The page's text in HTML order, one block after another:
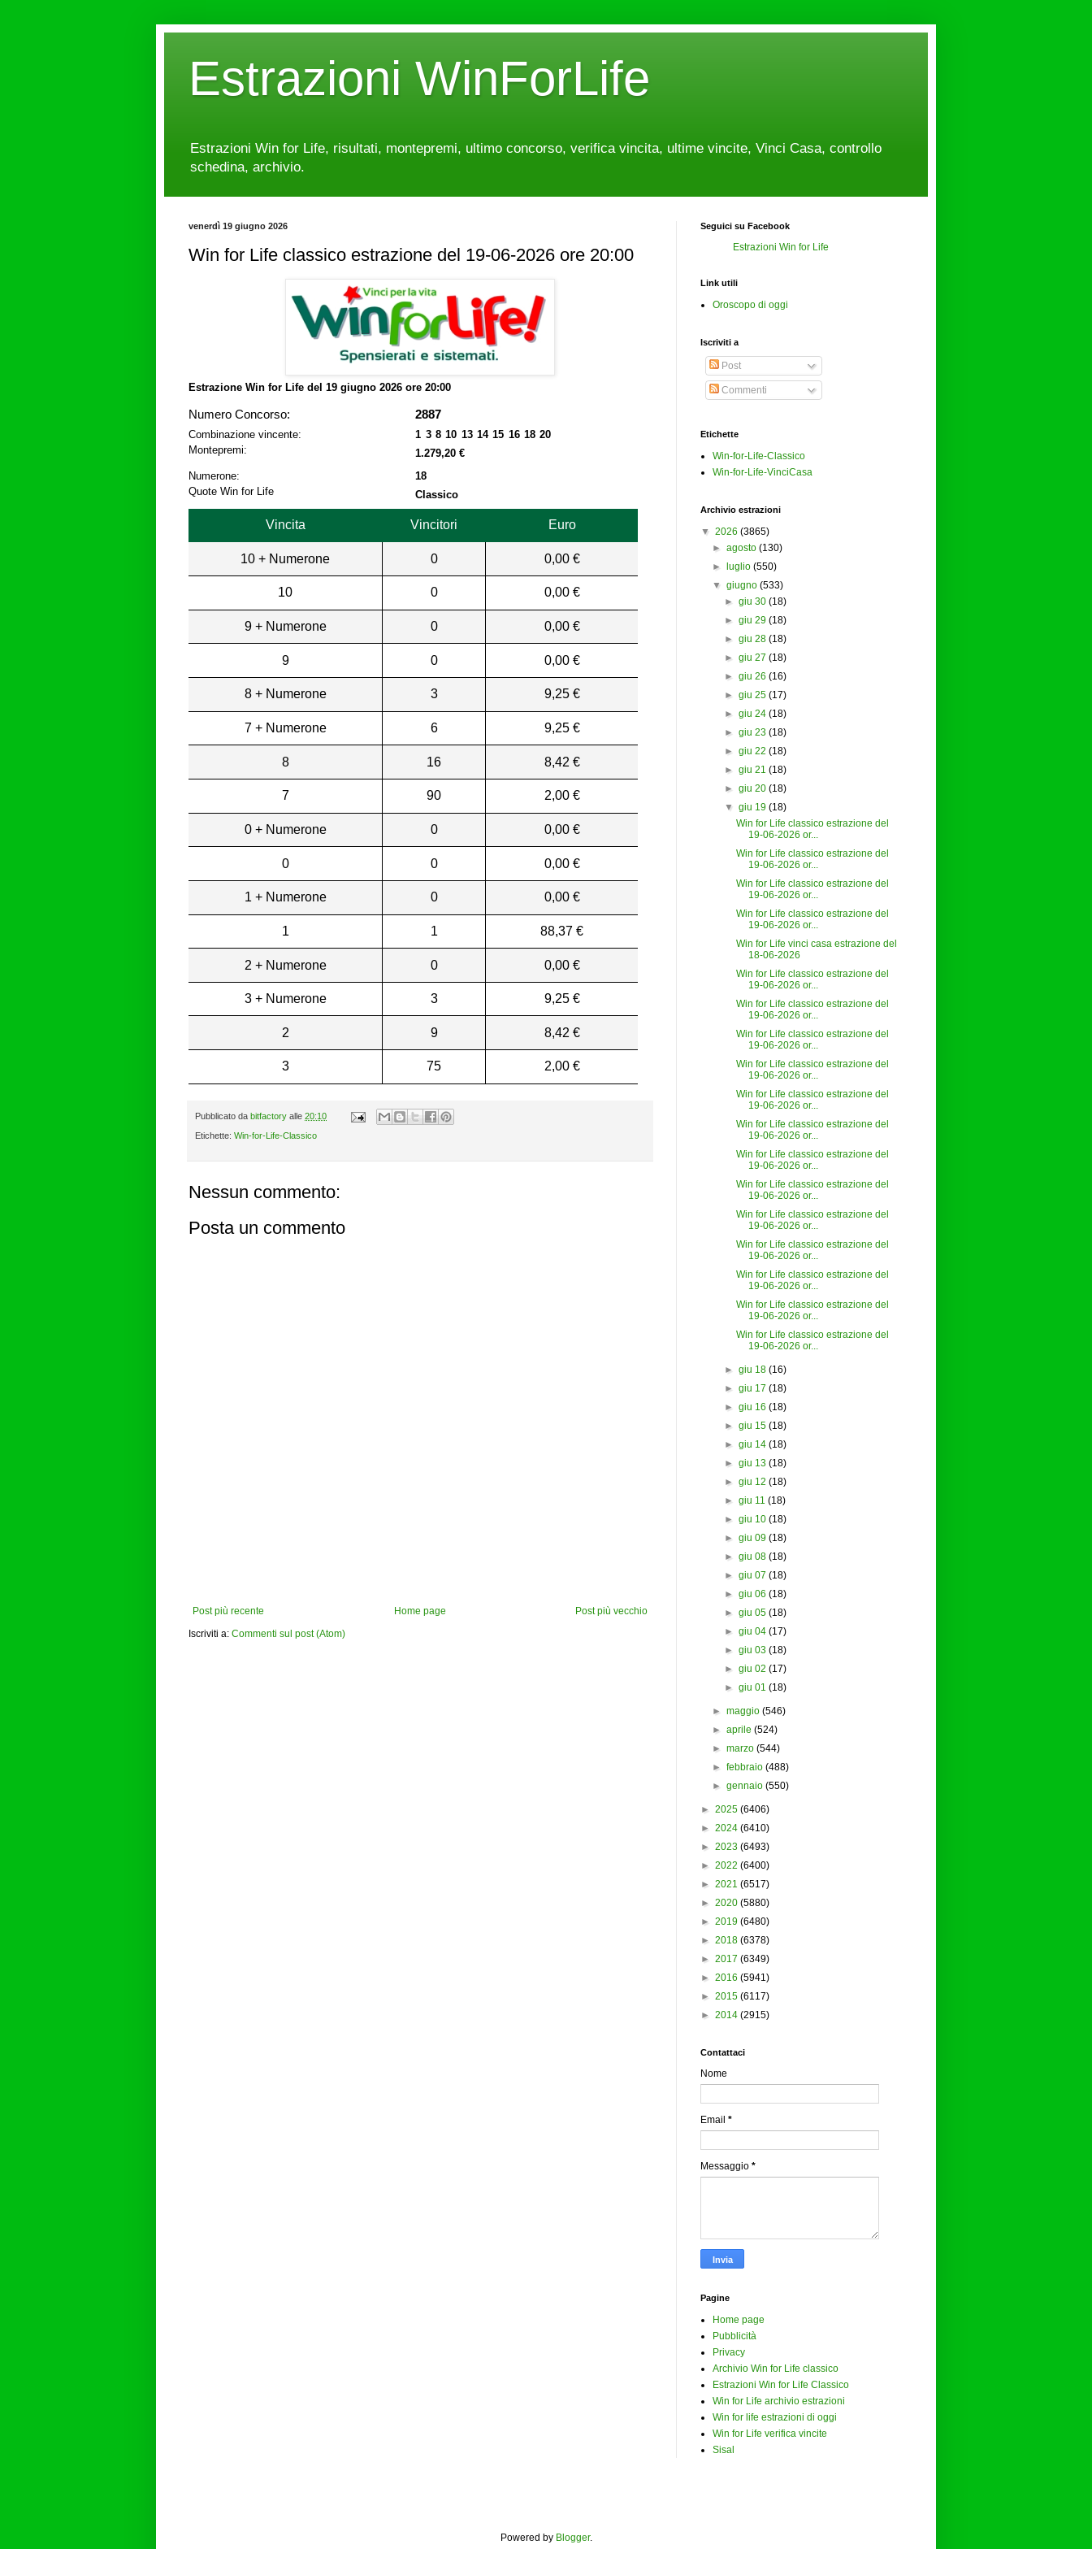
Estrazioni WinForLife
Estrazioni Win for Life, risultati, montepremi, ultimo concorso, verifica vincita, ultime vincite, Vinci Casa, controllo
schedina, archivio.
venerdì 19 giugno 2026
Win for Life classico estrazione del 19-06-2026 ore 20:00
Estrazione Win for Life del 19 giugno 2026 ore 20:00
Numero Concorso: 2887
Combinazione vincente:
1 3 8 10 13 14 15 16 18 20
Montepremi:
1.279,20 €
Numerone:
18
Quote Win for Life
Classico
Vincita Vincitori Euro
10 + Numerone 0 0,00 €
10 0 0,00 €
9 + Numerone 0 0,00 €
9 0 0,00 €
8 + Numerone 3 9,25 €
7 + Numerone 6 9,25 €
8 16 8,42 €
7 90 2,00 €
0 + Numerone 0 0,00 €
0 0 0,00 €
1 + Numerone 0 0,00 €
1 1 88,37 €
2 + Numerone 0 0,00 €
3 + Numerone 3 9,25 €
2 9 8,42 €
3 75 2,00 €
Pubblicato da bitfactory alle 20:10
Etichette: Win-for-Life-Classico
Nessun commento:
Posta un commento
Post più recente Post più vecchio
Home page
Iscriviti a: Commenti sul post (Atom)
Seguici su Facebook
Estrazioni Win for Life
Link utili
Oroscopo di oggi
Iscriviti a
Post
Commenti
Etichette
Win-for-Life-Classico
Win-for-Life-VinciCasa
Archivio estrazioni
▼ 2026 (3865)
►agosto (130)
►
luglio (550)
▼ giugno (533)
► giu 30 (18)
► giu 29 (18)
► giu 28 (18)
► giu 27 (18)
► giu 26 (16)
► giu 25 (17)
► giu 24 (18)
► giu 23 (18)
► giu 22 (18)
► giu 21 (18)
► giu 20 (18)
▼ giu 19 (18)
Win for Life classico estrazione del
19-06-2026 or...
Win for Life classico estrazione del
19-06-2026 or...
Win for Life classico estrazione del
19-06-2026 or...
Win for Life classico estrazione del
19-06-2026 or...
Win for Life vinci casa estrazione del
18-06-2026
Win for Life classico estrazione del
19-06-2026 or...
Win for Life classico estrazione del
19-06-2026 or...
Win for Life classico estrazione del
19-06-2026 or...
Win for Life classico estrazione del
19-06-2026 or...
Win for Life classico estrazione del
19-06-2026 or...
Win for Life classico estrazione del
19-06-2026 or...
Win for Life classico estrazione del
19-06-2026 or...
Win for Life classico estrazione del
19-06-2026 or...
Win for Life classico estrazione del
19-06-2026 or...
Win for Life classico estrazione del
19-06-2026 or...
Win for Life classico estrazione del
19-06-2026 or...
Win for Life classico estrazione del
19-06-2026 or...
Win for Life classico estrazione del
19-06-2026 or...
► giu 18 (16)
► giu 17 (18)
► giu 16 (18)
► giu 15 (18)
► giu 14 (18)
► giu 13 (18)
► giu 12 (18)
► giu 11 (18)
► giu 10 (18)
► giu 09 (18)
► giu 08 (18)
► giu 07 (18)
► giu 06 (18)
► giu 05 (18)
► giu 04 (17)
► giu 03 (18)
► giu 02 (17)
► giu 01 (18)
►maggio (546)
►aprile (524)
►marzo (544)
►febbraio (488)
►gennaio (550)
► 2025 (6406)
► 2024 (6410)
► 2023 (6493)
► 2022 (6400)
► 2021 (6517)
► 2020 (5880)
► 2019 (6480)
► 2018 (6378)
► 2017 (6349)
► 2016 (5941)
► 2015 (6117)
► 2014 (2915)
Contattaci
Nome
Email *
Messaggio *
Pagine
Home page
Pubblicità
Privacy
Archivio Win for Life classico
Estrazioni Win for Life Classico
Win for Life archivio estrazioni
Win for life estrazioni di oggi
Win for Life verifica vincite
Sisal
Powered by Blogger.